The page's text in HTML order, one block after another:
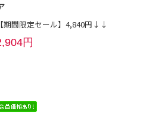
【期間限定セール】4,840円↓↓
円